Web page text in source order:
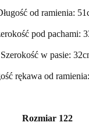
od ramienia:
pod pachami:
Szerokość w pasie:
rękawa od
Rozmiar 122